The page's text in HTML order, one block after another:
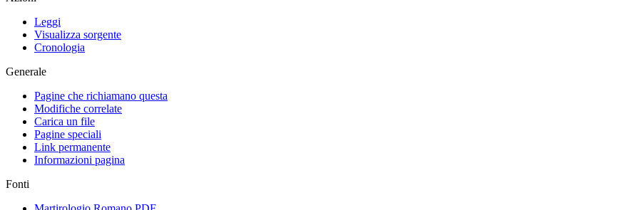
Leggi
Visualizza sorgente
Cronologia
Generale
Pagine che richiamano questa
Modifiche correlate
Carica un file
Pagine speciali
Link permanente
Informazioni pagina
Fonti